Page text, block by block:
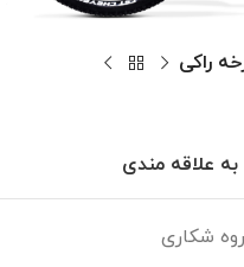
راکی
به علاقه مندی
شکاری